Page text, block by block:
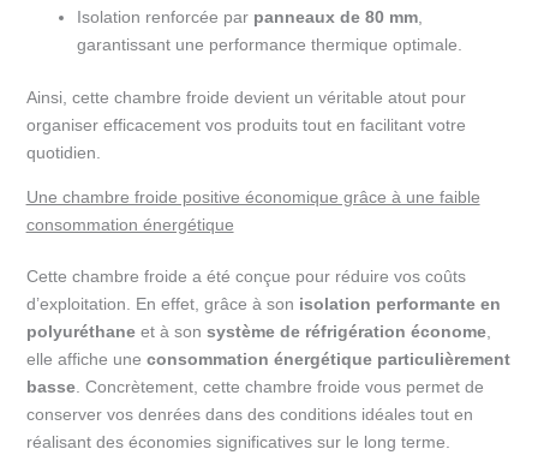
Isolation renforcée par panneaux de 80 mm,
garantissant une performance thermique optimale.
Ainsi, cette chambre froide devient un véritable atout pour
organiser efficacement vos produits tout en facilitant votre
quotidien.
Une chambre froide positive économique grâce à une faible
consommation énergétique
Cette chambre froide a été conçue pour réduire vos coûts
d’exploitation. En effet, grâce à son isolation performante en
polyuréthaneet à son système de réfrigération économe,
elle affiche une consommation énergétique particulièrement
basse. Concrètement, cette chambre froide vous permet de
conserver vos denrées dans des conditions idéales tout en
réalisant des économies significatives sur le long terme.